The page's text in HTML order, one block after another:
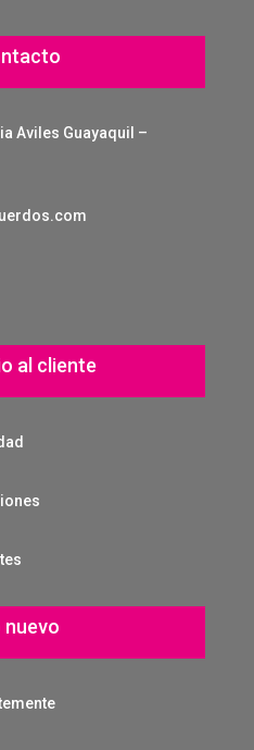
Aviles Guayaquil –
al cliente
nuevo